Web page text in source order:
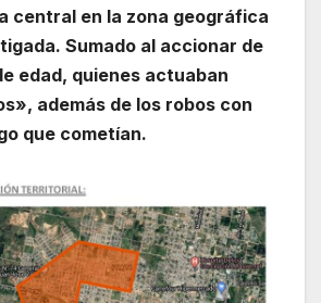
central en la zona geográfica
Sumado al accionar de
edad, quienes actuaban
además de los robos con
que cometían.